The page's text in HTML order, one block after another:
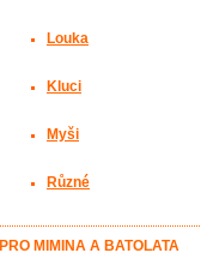
Louka
Kluci
Myši
Různé
PRO MIMINA A BATOLATA